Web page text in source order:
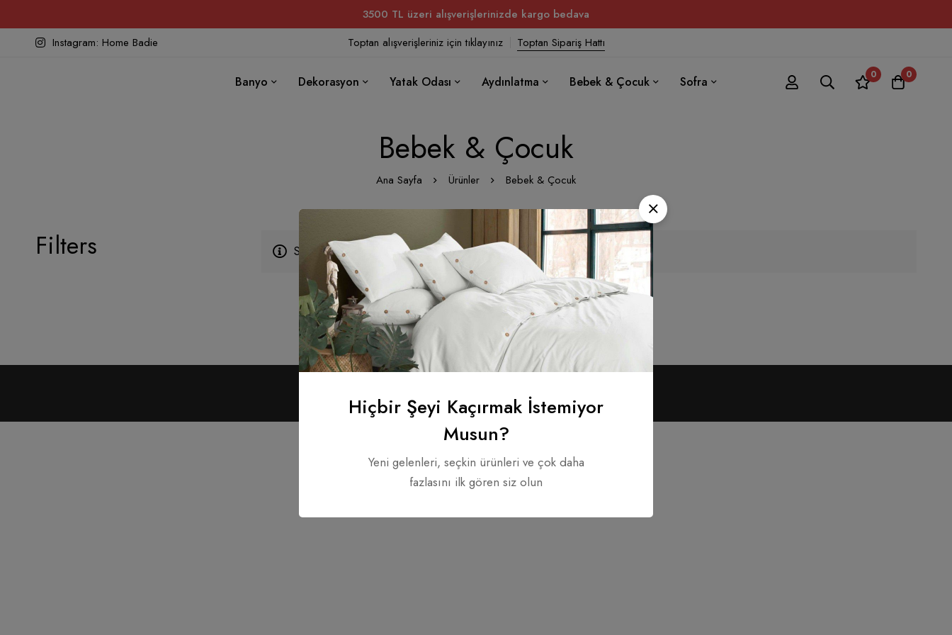
3500 TL üzeri alışverişlerinizde kargo bedava
Instagram: Home Badie
Toptan alışverişleriniz için tıklayınız Toptan Sipariş Hattı
Banyo Dekorasyon Yatak Odası Aydınlatma Bebek & Çocuk Sofra 0 0
Bebek & Çocuk
Ana Sayfa Ürünler Bebek & Çocuk
Filters Seçiminizle eşleşen ürün bulunamadı.
Telif hakkı © 2022. Tüm hakları saklıdır.
Hiçbir Şeyi Kaçırmak İstemiyor
Musun?
Yeni gelenleri, seçkin ürünleri ve çok daha
fazlasını ilk gören siz olun